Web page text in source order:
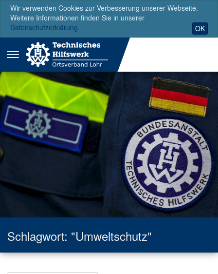
Wir verwenden Cookies zur Verbesserung unserer Webseite.
Weitere Informationen finden Sie in unserer
Datenschutzerklärung.
OK
Menü
ausklappen
Schlagwort: "Umweltschutz"